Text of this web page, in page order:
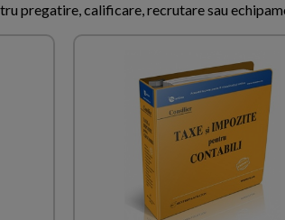
pregatire, calificare, recrutare sau